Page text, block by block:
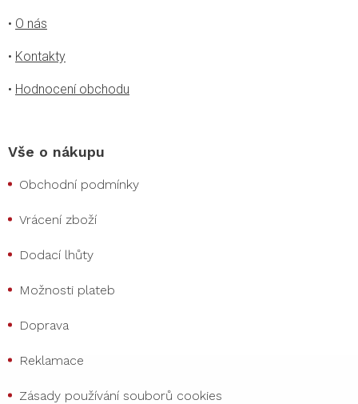
• O nás
• Kontakty
• Hodnocení obchodu
Vše o nákupu
Obchodní podmínky
Vrácení zboží
Dodací lhůty
Možnosti plateb
Doprava
Reklamace
Zásady používání souborů cookies